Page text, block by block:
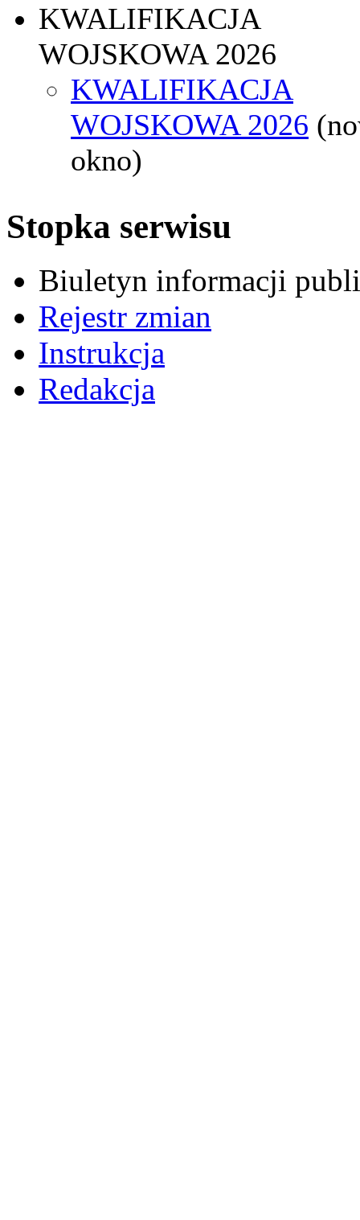
KWALIFIKACJA
WOJSKOWA 2026
KWALIFIKACJA
WOJSKOWA 2026
okno)
Stopka serwisu
Biuletyn informacji
Rejestr zmian
Instrukcja
Redakcja